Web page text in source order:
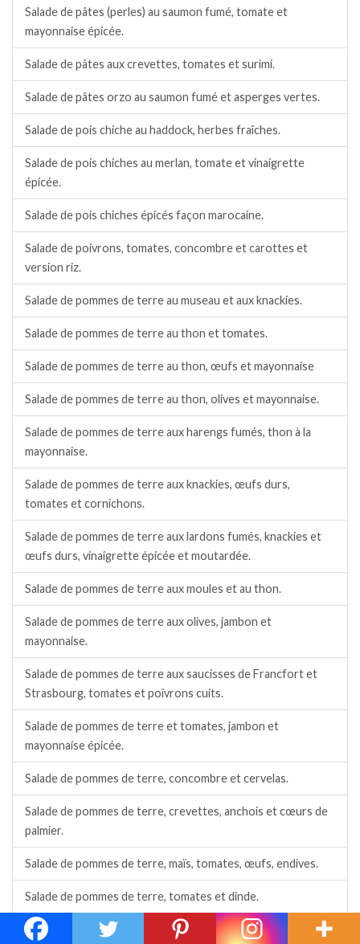
Salade de pâtes (perles) au saumon fumé, tomate et
mayonnaise épicée.
Salade de pâtes aux crevettes, tomates et surimi.
Salade de pâtes orzo au saumon fumé et asperges vertes.
Salade de pois chiche au haddock, herbes fraîches.
Salade de pois chiches au merlan, tomate et vinaigrette
épicée.
Salade de pois chiches épicés façon marocaine.
Salade de poivrons, tomates, concombre et carottes et
version riz.
Salade de pommes de terre au museau et aux knackies.
Salade de pommes de terre au thon et tomates.
Salade de pommes de terre au thon, œufs et mayonnaise
Salade de pommes de terre au thon, olives et mayonnaise.
Salade de pommes de terre aux harengs fumés, thon à la
mayonnaise.
Salade de pommes de terre aux knackies, œufs durs,
tomates et cornichons.
Salade de pommes de terre aux lardons fumés, knackies et
œufs durs, vinaigrette épicée et moutardée.
Salade de pommes de terre aux moules et au thon.
Salade de pommes de terre aux olives, jambon et
mayonnaise.
Salade de pommes de terre aux saucisses de Francfort et
Strasbourg, tomates et poivrons cuits.
Salade de pommes de terre et tomates, jambon et
mayonnaise épicée.
Salade de pommes de terre, concombre et cervelas.
Salade de pommes de terre, crevettes, anchois et cœurs de
palmier.
Salade de pommes de terre, maïs, tomates, œufs, endives.
Salade de pommes de terre, tomates et dinde.
Salade de poulet fumé, avocats, crudités et sauce crémée à